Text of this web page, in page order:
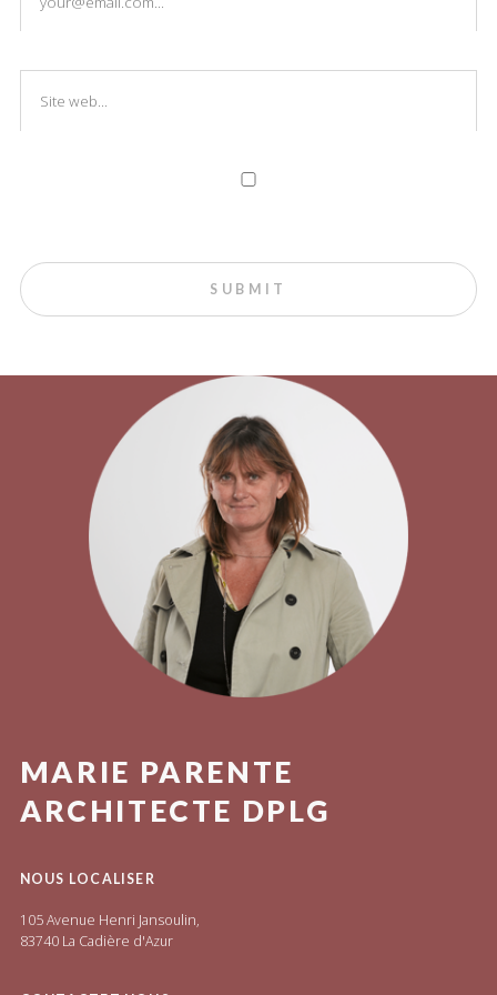
MARIE PARENTE
ARCHITECTE DPLG
NOUS LOCALISER
105 Avenue Henri Jansoulin,
83740 La Cadière d'Azur